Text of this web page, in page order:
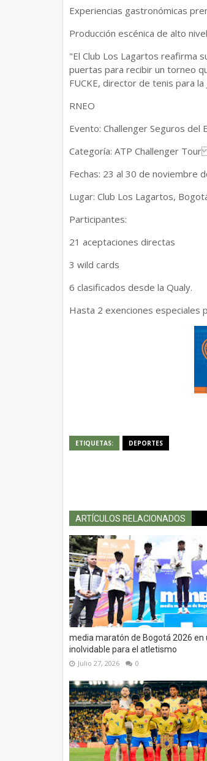
Experiencias gastronómicas
Producción escénica de alto nivel
"El Club Los Lagartos reafirma
puertas para recibir un torneo
FUCKE, director de tenis para
RNEO
Evento: Challenger Seguros
Categoría: ATP Challenger
Fechas: 23 al 30 de
Lugar: Club Los Lagartos,
Participantes:
21 aceptaciones directas
3 wild cards
6 clasificados desde la Qualy.
Hasta 2 exenciones
ETIQUETAS: DEPORTES
ARTÍCULOS RELACIONADOS
media maratón de Bogotá 2026 en
inolvidable para el atletismo
Julio 27, 2026 0